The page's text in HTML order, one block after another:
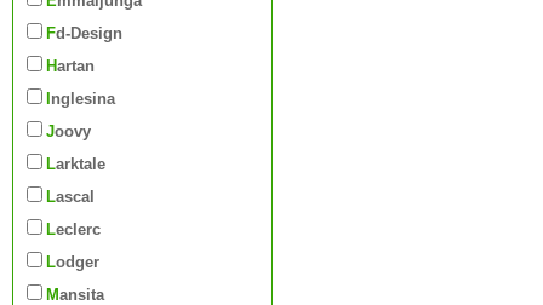
Fd-Design
Hartan
Inglesina
Joovy
Larktale
Lascal
Leclerc
Lodger
Mansita